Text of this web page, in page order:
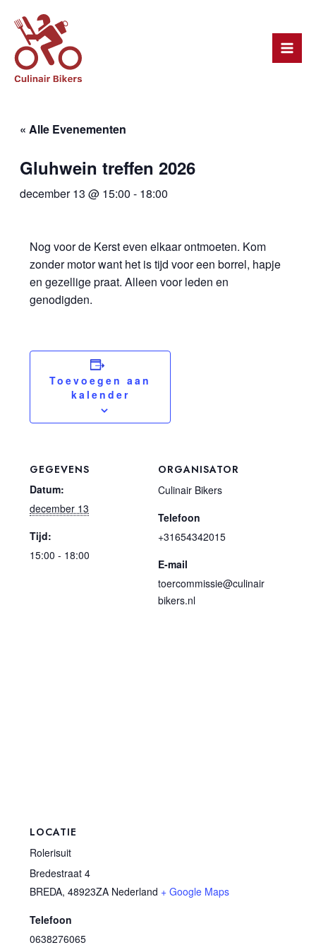
naar
inhoud
« Alle Evenementen
Gluhwein treffen 2026
december 13 @ 15:00 - 18:00
Nog voor de Kerst even elkaar ontmoeten. Kom
zonder motor want het is tijd voor een borrel, hapje
en gezellige praat. Alleen voor leden en
genodigden.
Toevoegen aan
kalender
GEGEVENS
Datum:
december 13
Tijd:
15:00 - 18:00
ORGANISATOR
Culinair Bikers
Telefoon
+31654342015
E-mail
toercommissie@culinair
bikers.nl
LOCATIE
Rolerisuit
Bredestraat 4
BREDA, 48923ZA Nederland + Google Maps
Telefoon
0638276065